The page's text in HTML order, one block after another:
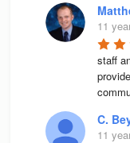
11
staff
C.
11